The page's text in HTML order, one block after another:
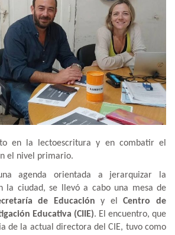
en la lectoescritura y en combatir el
el nivel primario.
agenda orientada a jerarquizar la
la ciudad, se llevó a cabo una mesa de
de Educación y elCentro de
Educativa (CIIE). El encuentro, que
de la actual directora del CIE, tuvo como